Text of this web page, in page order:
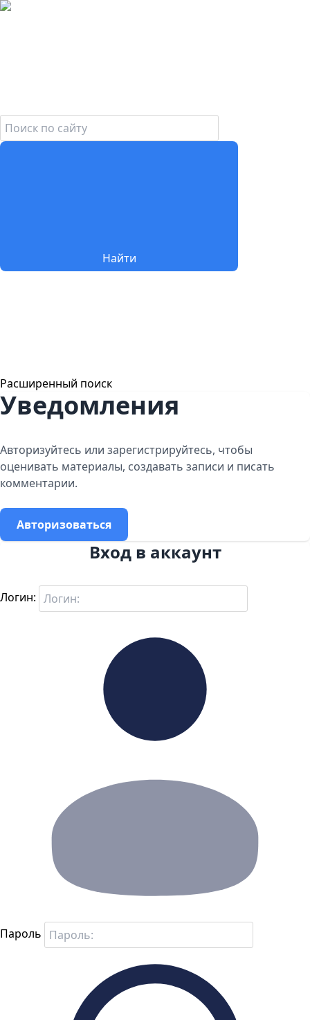
Найти
Расширенный поиск
Уведомления
Авторизуйтесь или зарегистрируйтесь, чтобы
оценивать материалы, создавать записи и писать
комментарии.
Авторизоваться
Вход в аккаунт
Логин:
Пароль